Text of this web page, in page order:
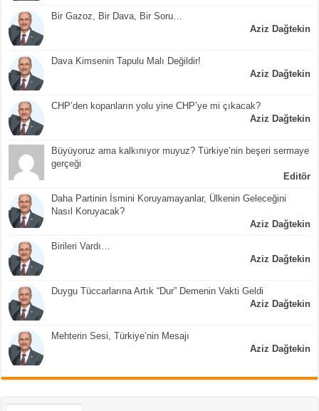
Bir Gazoz, Bir Dava, Bir Soru…
Aziz Dağtekin
Dava Kimsenin Tapulu Malı Değildir!
Aziz Dağtekin
CHP’den kopanların yolu yine CHP’ye mi çıkacak?
Aziz Dağtekin
Büyüyoruz ama kalkınıyor muyuz? Türkiye’nin beşeri sermaye
gerçeği
Editör
Daha Partinin İsmini Koruyamayanlar, Ülkenin Geleceğini
Nasıl Koruyacak?
Aziz Dağtekin
Birileri Vardı…
Aziz Dağtekin
Duygu Tüccarlarına Artık “Dur” Demenin Vakti Geldi
Aziz Dağtekin
Mehterin Sesi, Türkiye’nin Mesajı
Aziz Dağtekin